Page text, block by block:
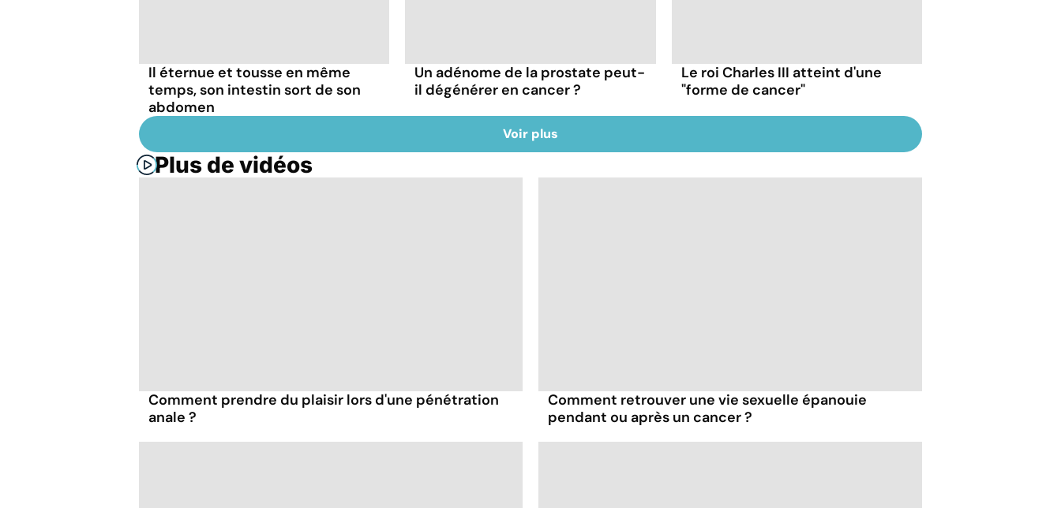
Il éternue et tousse en même
temps, son intestin sort de son
abdomen
Un adénome de la prostate peut-
il dégénérer en cancer ?
Le roi Charles III atteint d'une
"forme de cancer"
Voir plus
Plus de vidéos
Comment prendre du plaisir lors d'une pénétration
anale ?
Comment retrouver une vie sexuelle épanouie
pendant ou après un cancer ?